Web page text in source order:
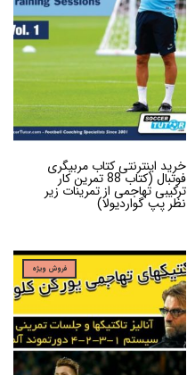
خرید اینترنتی کتاب مربیگری
فوتبال (کتاب 88 تمرین کار
ترکیبی تهاجمی از تمرینات زیر
نظر پپ گواردیولا)
فروش ویژه